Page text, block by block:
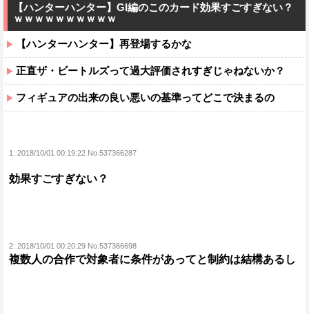
【ハンターハンター】GI編のこのカード効果すごすぎない？
ｗｗｗｗｗｗｗｗｗｗ
【ハンターハンター】再登場するかな
正直ザ・ビートルズって過大評価されすぎじゃねないか？
フィギュアの出来の良い悪いの基準ってどこで決まるの
1: 2018/10/01 00:19:22 No.537366287
効果すごすぎない？
2: 2018/10/01 00:20:29 No.537366698
複数人の合作で対象者に条件があってと制約は結構あるし